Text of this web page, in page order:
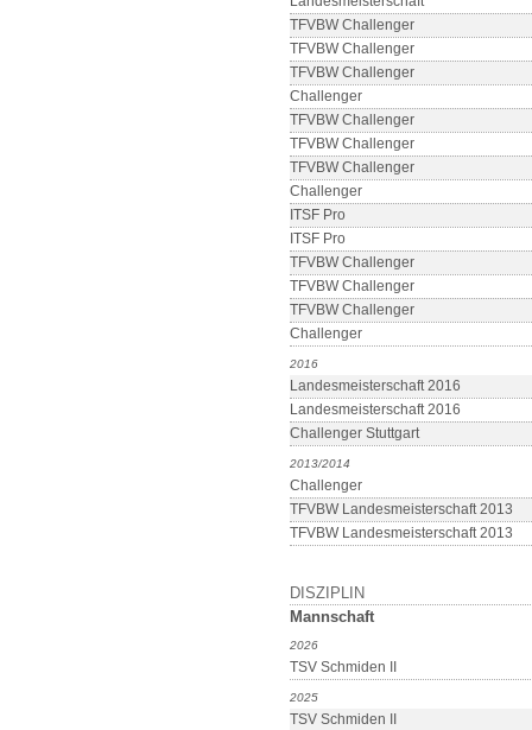
TFVBW Challenger
TFVBW Challenger
TFVBW Challenger
Challenger
TFVBW Challenger
TFVBW Challenger
TFVBW Challenger
Challenger
ITSF Pro
ITSF Pro
TFVBW Challenger
TFVBW Challenger
TFVBW Challenger
Challenger
2016
Landesmeisterschaft 2016
Landesmeisterschaft 2016
Challenger Stuttgart
2013/2014
Challenger
TFVBW Landesmeisterschaft 2013
TFVBW Landesmeisterschaft 2013
DISZIPLIN
Mannschaft
2026
TSV Schmiden II
2025
TSV Schmiden II